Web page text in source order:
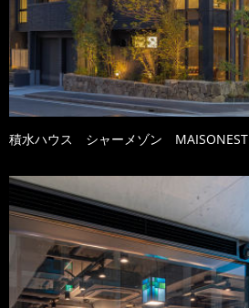
積水ハウス シャーメゾン MAISONEST